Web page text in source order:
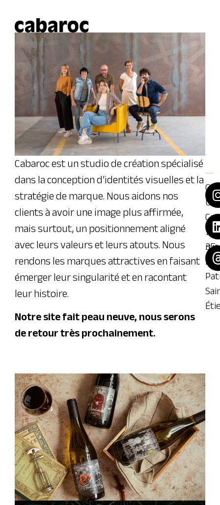
Cabaroc est un studio de création spécialisé
dans la conception d’identités visuelles et la
stratégie de marque. Nous aidons nos
clients à avoir une image plus affirmée,
mais surtout, un positionnement aligné
avec leurs valeurs et leurs atouts. Nous
rendons les marques attractives en faisant
émerger leur singularité et en racontant
leur histoire.
Notre site fait peau neuve, nous serons
de retour très prochainement.
—
06
81
70
35
36
—
10
rue